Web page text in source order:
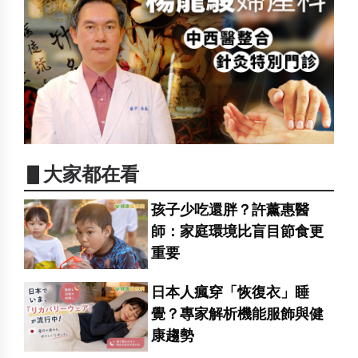
▋大家都在看
孩子少吃還胖？許薰惠醫
師：家庭環境比盲目節食更
重要
日本人瘋穿「恢復衣」睡
覺？專家解析機能服飾與健
康趨勢